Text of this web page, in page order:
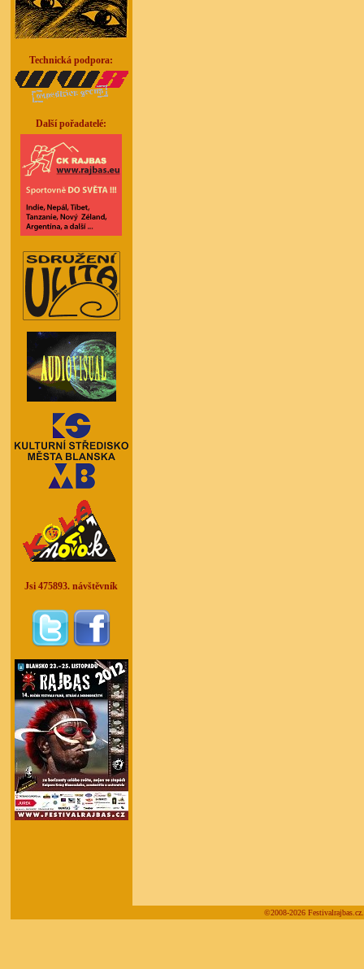
Technická podpora:
Další pořadatelé:
Jsi 475893. návštěvník
©2008-2026